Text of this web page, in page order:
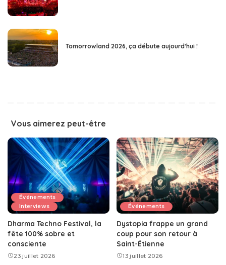
Tomorrowland 2026, ça débute aujourd’hui !
Vous aimerez peut-être
Événements
Interviews
Dharma Techno Festival, la
fête 100% sobre et
consciente
23 juillet 2026
Événements
Dystopia frappe un grand
coup pour son retour à
Saint-Étienne
13 juillet 2026